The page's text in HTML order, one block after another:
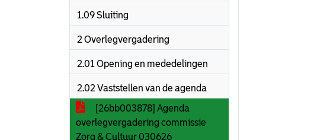
1.09 Sluiting
2 Overlegvergadering
2.01 Opening en mededelingen
2.02 Vaststellen van de agenda
[26bb003878] Agenda
overlegvergadering commissie
Zorg & Cultuur 030626